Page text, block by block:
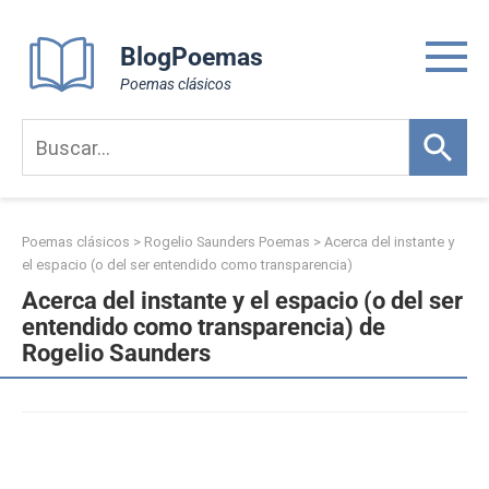
content
BlogPoemas
Poemas clásicos
Poemas clásicos > Rogelio Saunders Poemas > Acerca del instante y
el espacio (o del ser entendido como transparencia)
Acerca del instante y el espacio (o del ser
entendido como transparencia) de
Rogelio Saunders